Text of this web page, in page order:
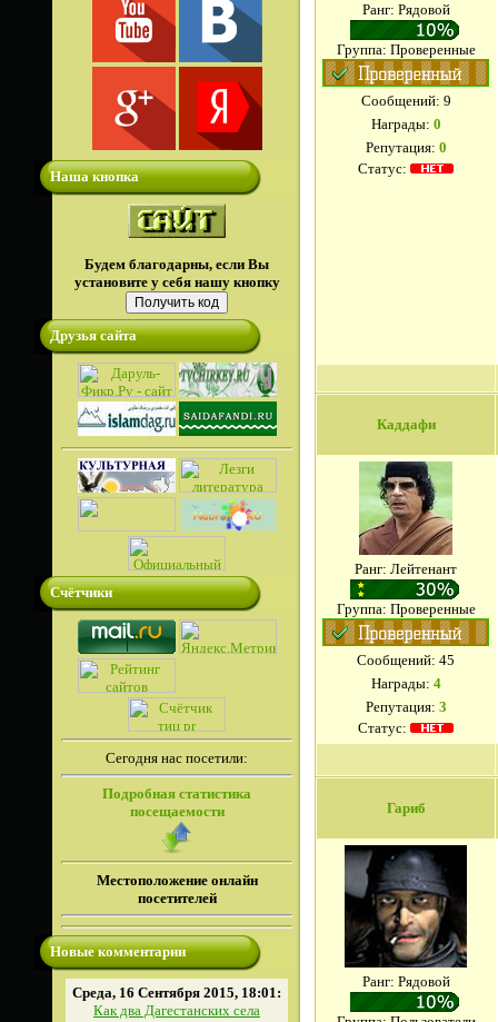
Наша кнопка
Будем благодарны, если Вы
установите у себя нашу кнопку
Друзья сайта
Счётчики
Сегодня нас посетили:
Подробная статистика
посещаемости
Местоположение онлайн
посетителей
Новые комментарии
Среда, 16 Сентября 2015, 18:01:
Как два Дагестанских села
Ранг: Рядовой
Группа: Проверенные
Сообщений: 9
Награды: 0
Репутация: 0
Статус:
Каддафи
Ранг: Лейтенант
Группа: Проверенные
Сообщений: 45
Награды: 4
Репутация: 3
Статус:
Гариб
Ранг: Рядовой